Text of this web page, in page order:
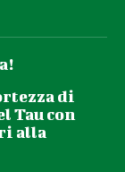
di
Tau con
alla